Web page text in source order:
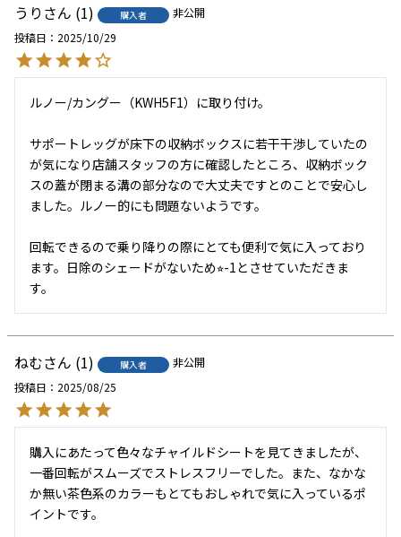
うり 1 購入者
非公開
投稿日
2025/10/29
ルノー/カングー（KWH5F1）に取り付け。
サポートレッグが床下の収納ボックスに若干干渉していたの
が気になり店舗スタッフの方に確認したところ、収納ボック
スの蓋が閉まる溝の部分なので大丈夫ですとのことで安心し
ました。ルノー的にも問題ないようです。
回転できるので乗り降りの際にとても便利で気に入っており
ます。日除のシェードがないため⭐︎-1とさせていただきま
す。
ねむ 1 購入者
非公開
投稿日
2025/08/25
購入にあたって色々なチャイルドシートを見てきましたが、
一番回転がスムーズでストレスフリーでした。また、なかな
か無い茶色系のカラーもとてもおしゃれで気に入っているポ
イントです。